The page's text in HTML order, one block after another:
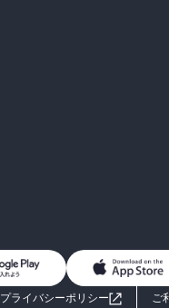
男子向けラノベ
お問い合わせ
プライバシーポリシー
ご